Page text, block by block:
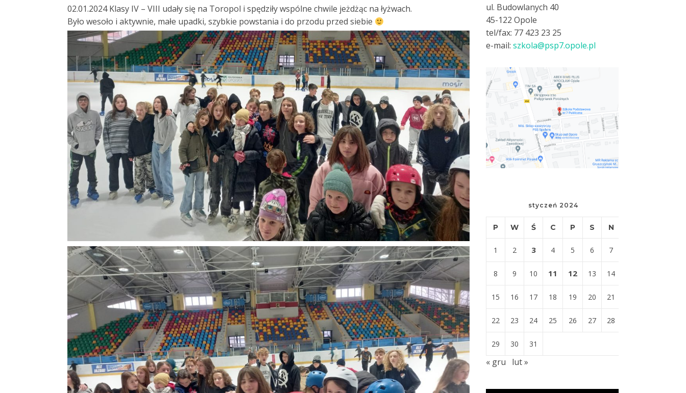
02.01.2024 Klasy IV – VIII udały się na Toropol i spędziły wspólne chwile jeżdżąc na łyżwach.
Było wesoło i aktywnie, małe upadki, szybkie powstania i do przodu przed siebie
ul. Budowlanych 40
45-122 Opole
tel/fax: 77 423 23 25
e-mail: szkola@psp7.opole.pl
styczeń 2024
P W Ś C P S N
1 2 3 4 5 6 7
8 9 10 11 12 13 14
15 16 17 18 19 20 21
22 23 24 25 26 27 28
29 30 31
« gru lut »